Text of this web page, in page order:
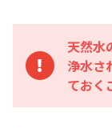
ランニ
手間・
天然水
浄水さ
ておく